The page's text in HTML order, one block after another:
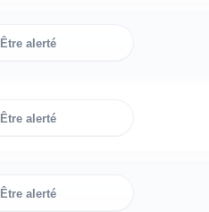
Être alerté
Être alerté
Être alerté